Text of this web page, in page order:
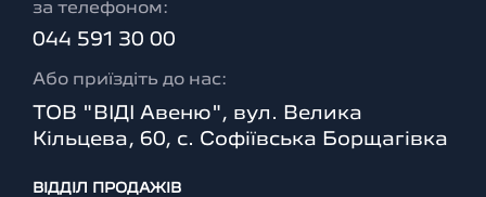
за телефоном:
044 591 30 00
Або приїздіть до нас:
ТОВ "ВІДІ Авеню", вул. Велика
Кільцева, 60, с. Софіївська Борщагівка
ВІДДІЛ ПРОДАЖІВ